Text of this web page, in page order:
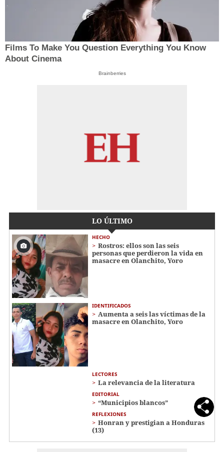
Films To Make You Question Everything You Know
About Cinema
Brainberries
LO ÚLTIMO
HECHO
Rostros: ellos son las seis
personas que perdieron la vida en
masacre en Olanchito, Yoro
IDENTIFICADOS
Aumenta a seis las víctimas de la
masacre en Olanchito, Yoro
LECTORES
La relevancia de la literatura
EDITORIAL
“Municipios blancos”
REFLEXIONES
Honran y prestigian a Honduras
(13)